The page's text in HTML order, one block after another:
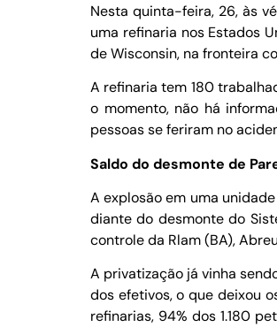
Nesta quinta-feira, 26, às
uma refinaria nos Estados
de Wisconsin, na fronteira
A refinaria tem 180
o momento, não há
pessoas se feriram no
Saldo do desmonte de
A explosão em uma
diante do desmonte do
controle da Rlam (BA),
A privatização já vinha
dos efetivos, o que deixou
refinarias, 94% dos 1.180